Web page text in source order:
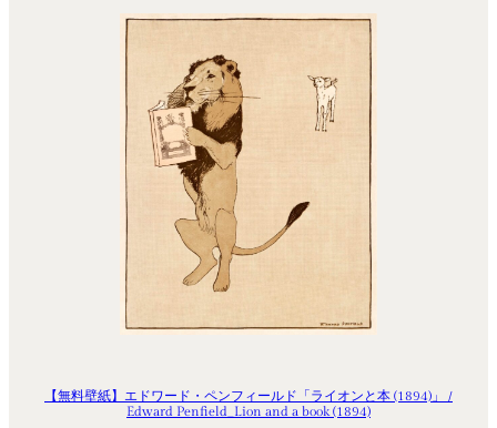
【無料壁紙】エドワード・ペンフィールド「ライオンと本 (1894)」 /
Edward Penfield_Lion and a book (1894)